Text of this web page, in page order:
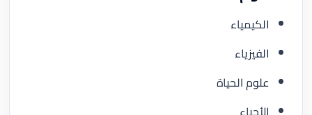
الكيمياء
الفيزياء
علوم الحياة